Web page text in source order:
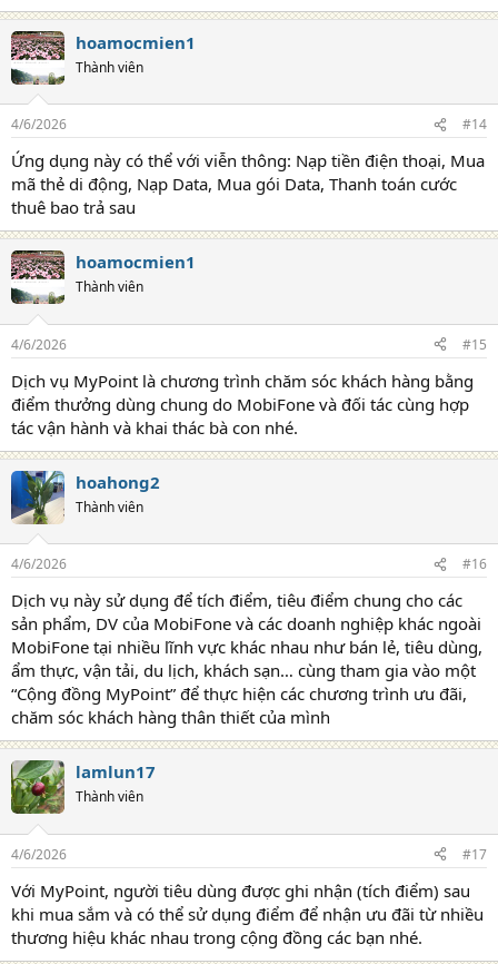
hoamocmien1
Thành viên
4/6/2026 #14
Ứng dụng này có thể với viễn thông: Nạp tiền điện thoại, Mua
mã thẻ di động, Nạp Data, Mua gói Data, Thanh toán cước
thuê bao trả sau
hoamocmien1
Thành viên
4/6/2026 #15
Dịch vụ MyPoint là chương trình chăm sóc khách hàng bằng
điểm thưởng dùng chung do MobiFone và đối tác cùng hợp
tác vận hành và khai thác bà con nhé.
hoahong2
Thành viên
4/6/2026 #16
Dịch vụ này sử dụng để tích điểm, tiêu điểm chung cho các
sản phẩm, DV của MobiFone và các doanh nghiệp khác ngoài
MobiFone tại nhiều lĩnh vực khác nhau như bán lẻ, tiêu dùng,
ẩm thực, vận tải, du lịch, khách sạn… cùng tham gia vào một
“Cộng đồng MyPoint” để thực hiện các chương trình ưu đãi,
chăm sóc khách hàng thân thiết của mình
lamlun17
Thành viên
4/6/2026 #17
Với MyPoint, người tiêu dùng được ghi nhận (tích điểm) sau
khi mua sắm và có thể sử dụng điểm để nhận ưu đãi từ nhiều
thương hiệu khác nhau trong cộng đồng các bạn nhé.